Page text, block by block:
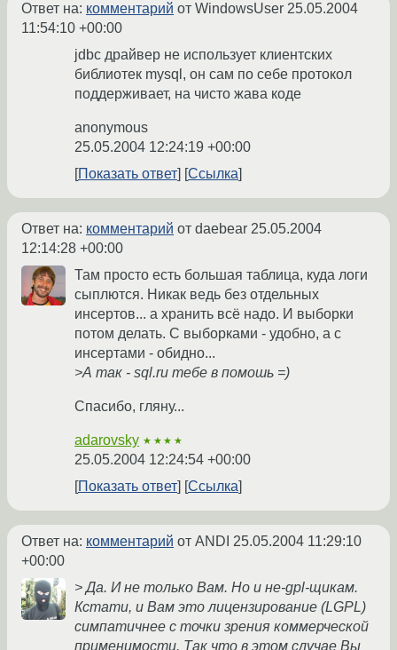
Ответ на: комментарий от WindowsUser 25.05.2004
11:54:10 +00:00
jdbc драйвер не использует клиентских
библиотек mysql, он сам по себе протокол
поддерживает, на чисто жава коде
anonymous
25.05.2004 12:24:19 +00:00
Показать ответ
Ссылка
Ответ на: комментарий от daebear 25.05.2004
12:14:28 +00:00
Там просто есть большая таблица, куда логи
сыплются. Никак ведь без отдельных
инсертов... а хранить всё надо. И выборки
потом делать. С выборками - удобно, а с
инсертами - обидно...
>А так - sql.ru тебе в помошь =)
Спасибо, гляну...
adarovsky ★★★★
25.05.2004 12:24:54 +00:00
Показать ответ
Ссылка
Ответ на: комментарий от ANDI 25.05.2004 11:29:10
+00:00
> Да. И не только Вам. Но и не-gpl-щикам.
Кстати, и Вам это лицензирование (LGPL)
симпатичнее с точки зрения коммерческой
применимости. Так что в этом случае Вы